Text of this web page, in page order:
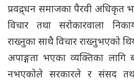
प्रवद्र्धन समाजका पैरवी अधिकृत
विचार तथा सरोकारवाला
राख्नुका साथै विचार राख्नुभएको
अपाङ्गता भएका व्यक्तिका लागि
नभएकोले सरकारले र संसद